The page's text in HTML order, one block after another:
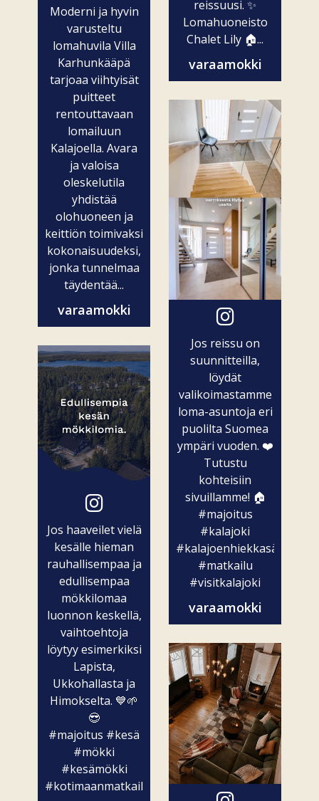
Moderni ja hyvin
varusteltu
lomahuvila Villa
Karhunkääpä
tarjoaa viihtyisät
puitteet
rentouttavaan
lomailuun
Kalajoella. Avara
ja valoisa
oleskelutila
yhdistää
olohuoneen ja
keittiön toimivaksi
kokonaisuudeksi,
jonka tunnelmaa
täydentää...
varaamokki
Jos haaveilet vielä
kesälle hieman
rauhallisempaa ja
edullisempaa
mökkilomaa
luonnon keskellä,
vaihtoehtoja
löytyy esimerkiksi
Lapista,
Ukkohallasta ja
Himokselta. 💙🌱
😎
#majoitus #kesä
#mökki
#kesämökki
#kotimaanmatkailu
reissuusi. ✨
Lomahuoneisto
Chalet Lily 🏠...
varaamokki
Jos reissu on
suunnitteilla,
löydät
valikoimastamme
loma-asuntoja eri
puolilta Suomea
ympäri vuoden. ❤️
Tutustu
kohteisiin
sivuillamme! 🏠
#majoitus
#kalajoki
#kalajoenhiekkasärkät
#matkailu
#visitkalajoki
varaamokki